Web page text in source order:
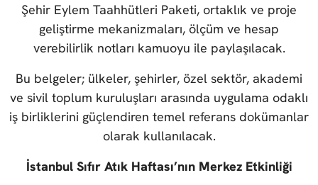
Şehir Eylem Taahhütleri Paketi, ortaklık ve proje
geliştirme mekanizmaları, ölçüm ve hesap
verebilirlik notları kamuoyu ile paylaşılacak.
Bu belgeler; ülkeler, şehirler, özel sektör, akademi
ve sivil toplum kuruluşları arasında uygulama odaklı
iş birliklerini güçlendiren temel referans dokümanlar
olarak kullanılacak.
İstanbul Sıfır Atık Haftası’nın Merkez Etkinliği